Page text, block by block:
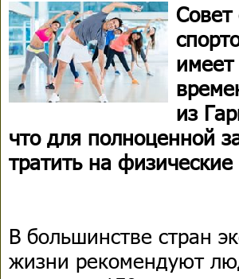
Совет
имеет
из
что для полноценной
тратить на
В большинстве стран
жизни рекомендуют